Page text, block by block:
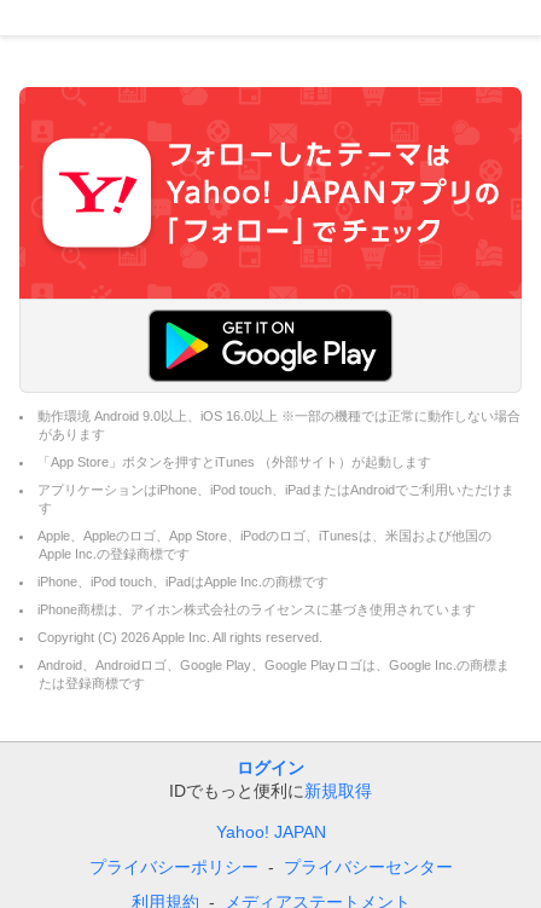
動作環境 Android 9.0以上、iOS 16.0以上 ※一部の機種では正常に動作しない場合
があります
「App Store」ボタンを押すとiTunes （外部サイト）が起動します
アプリケーションはiPhone、iPod touch、iPadまたはAndroidでご利用いただけま
す
Apple、Appleのロゴ、App Store、iPodのロゴ、iTunesは、米国および他国の
Apple Inc.の登録商標です
iPhone、iPod touch、iPadはApple Inc.の商標です
iPhone商標は、アイホン株式会社のライセンスに基づき使用されています
Copyright (C) 2026Apple Inc. All rights reserved.
Android、Androidロゴ、Google Play、Google Playロゴは、Google Inc.の商標ま
たは登録商標です
ログイン
IDでもっと便利に新規取得
Yahoo! JAPAN
プライバシーポリシー
プライバシーセンター
利用規約
メディアステートメント